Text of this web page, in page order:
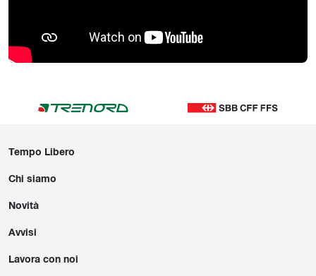
Tempo Libero
Chi siamo
Novità
Avvisi
Lavora con noi